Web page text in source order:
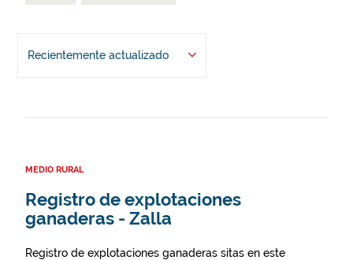
Recientemente actualizado
MEDIO RURAL
Registro de explotaciones
ganaderas - Zalla
Registro de explotaciones ganaderas sitas en este